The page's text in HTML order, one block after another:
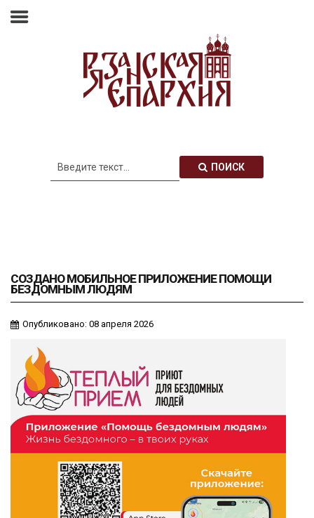
Митрополия ПОИСК
СОЗДАНО МОБИЛЬНОЕ ПРИЛОЖЕНИЕ ПОМОЩИ
БЕЗДОМНЫМ ЛЮДЯМ
Опубликовано: 08 апреля 2026